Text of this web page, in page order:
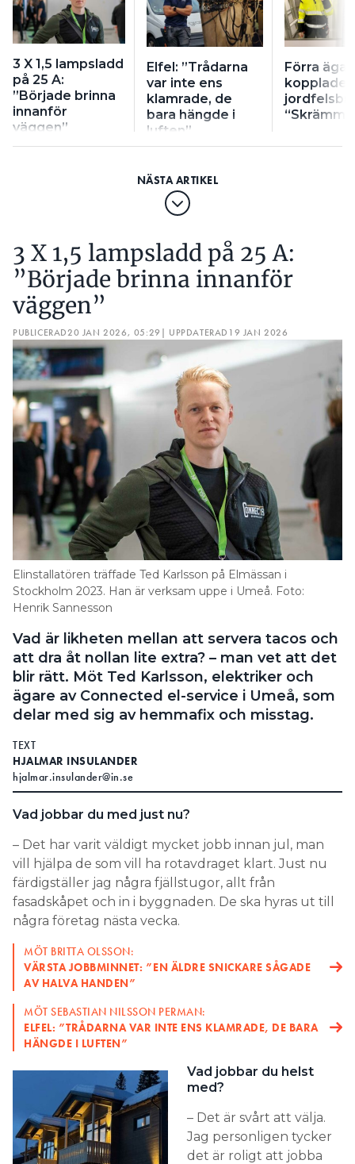
3 X 1,5 lampsladd
på 25 A:
”Började brinna
innanför
väggen”
Elfel: ”Trådarna
var inte ens
klamrade, de
bara hängde i
luften”
Förra
kopplade
3 X 1,5 lampsladd på 25 A:
”Började brinna innanför
väggen”
PUBLICERAD20 JAN 2026, 05:29 | UPPDATERAD 19 JAN 2026
Elinstallatören träffade Ted Karlsson på Elmässan i
Stockholm 2023. Han är verksam uppe i Umeå. Foto:
Henrik Sannesson
Vad är likheten mellan att servera tacos och
att dra åt nollan lite extra? – man vet att det
blir rätt. Möt Ted Karlsson, elektriker och
ägare av Connected el-service i Umeå, som
delar med sig av hemmafix och misstag.
TEXT
HJALMAR INSULANDER
hjalmar.insulander@in.se
Vad jobbar du med just nu?
– Det har varit väldigt mycket jobb innan jul, man
vill hjälpa de som vill ha rotavdraget klart. Just nu
färdigställer jag några fjällstugor, allt från
fasadskåpet och in i byggnaden. De ska hyras ut till
några företag nästa vecka.
MÖT BRITTA OLSSON:
VÄRSTA JOBBMINNET: ”EN ÄLDRE SNICKARE SÅGADE
AV HALVA HANDEN”
MÖT SEBASTIAN NILSSON PERMAN:
ELFEL: ”TRÅDARNA VAR INTE ENS KLAMRADE, DE BARA
HÄNGDE I LUFTEN”
Vad jobbar du helst
med?
– Det är svårt att välja.
Jag personligen tycker
det är roligt att jobba